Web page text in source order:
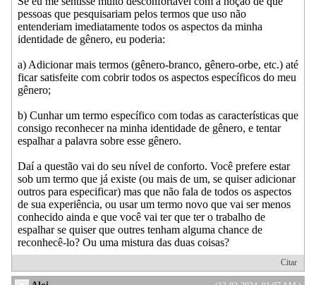
pessoas que pesquisariam pelos termos que uso não
entenderiam imediatamente todos os aspectos da minha
identidade de gênero, eu poderia:
a) Adicionar mais termos (gênero-branco, gênero-orbe, etc.) até
ficar satisfeite com cobrir todos os aspectos específicos do meu
gênero;
b) Cunhar um termo específico com todas as características que
consigo reconhecer na minha identidade de gênero, e tentar
espalhar a palavra sobre esse gênero.
Daí a questão vai do seu nível de conforto. Você prefere estar
sob um termo que já existe (ou mais de um, se quiser adicionar
outros para especificar) mas que não fala de todos os aspectos
de sua experiência, ou usar um termo novo que vai ser menos
conhecido ainda e que você vai ter que ter o trabalho de
espalhar se quiser que outres tenham alguma chance de
reconhecê-lo? Ou uma mistura das duas coisas?
Citar